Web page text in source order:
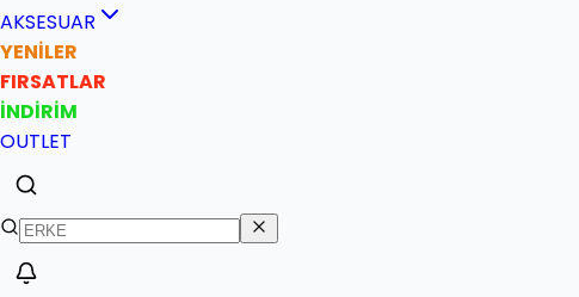
AKSESUAR
YENİLER
FIRSATLAR
İNDİRİM
OUTLET